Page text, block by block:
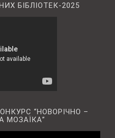
БІБЛІОТЕК-2025
“НОВОРІЧНО –
МОЗАЇКА”